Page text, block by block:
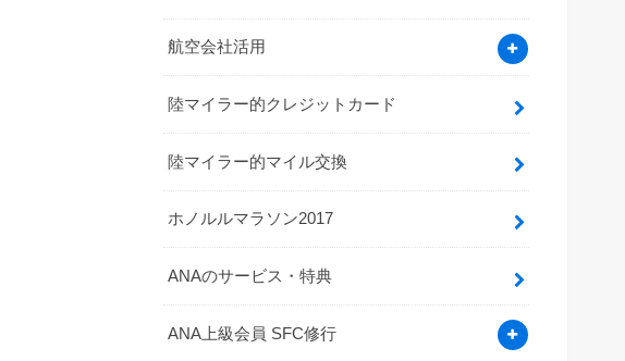
航空会社活用
陸マイラー的クレジットカード
陸マイラー的マイル交換
ホノルルマラソン2017
ANAのサービス・特典
ANA上級会員 SFC修行